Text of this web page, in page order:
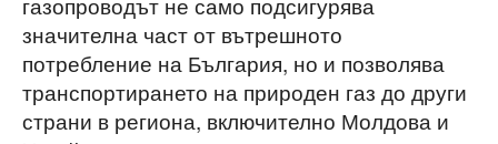
значителна част от вътрешното
потребление на България, но и позволява
транспортирането на природен газ до други
страни в региона, включително Молдова и